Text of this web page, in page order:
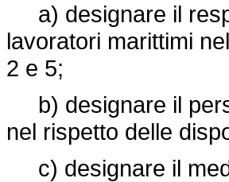
a) designare il
lavoratori marittimi
2 e 5;
b) designare il
nel rispetto delle
c) designare il